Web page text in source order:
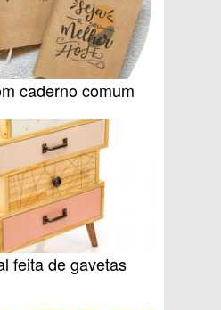
caderno comum
feita de gavetas